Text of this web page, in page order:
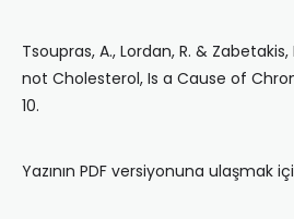
Tsoupras, A., Lordan, R. &
not Cholesterol, Is a Cause of
10.
Yazının PDF versiyonuna ulaşmak